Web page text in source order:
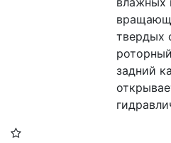
твердых
задний